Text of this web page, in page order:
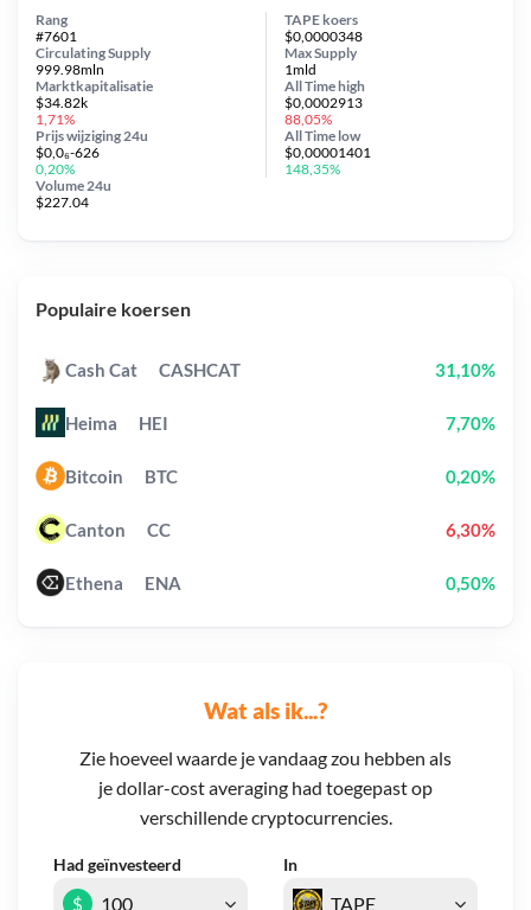
Wat als ik...?
Zie hoeveel waarde je vandaag zou hebben als
je dollar-cost averaging had toegepast op
verschillende cryptocurrencies.
Had geïnvesteerd In
$
TAPE koers
$0,0000348
Circulating Supply
999.98mln
Prijs wijziging24u
$0,0₆-626
0,20%
Max Supply
1mld
Marktkapitalisatie
$34.82k
1,71%
Volume 24u
$227.04
Rang
#7601
All Timehigh
$0,0002913
88,05%
All Time low
$0,00001401
148,35%
Populaire koersen
Cash Cat CASHCAT 31,10%
Heima HEI 7,70%
Bitcoin BTC 0,20%
Canton CC 6,30%
Ethena ENA 0,50%